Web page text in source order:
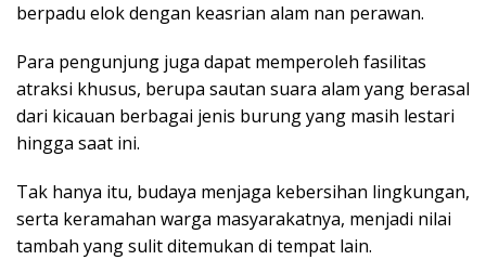
berpadu elok dengan keasrian alam nan perawan.
Para pengunjung juga dapat memperoleh fasilitas
atraksi khusus, berupa sautan suara alam yang berasal
dari kicauan berbagai jenis burung yang masih lestari
hingga saat ini.
Tak hanya itu, budaya menjaga kebersihan lingkungan,
serta keramahan warga masyarakatnya, menjadi nilai
tambah yang sulit ditemukan di tempat lain.